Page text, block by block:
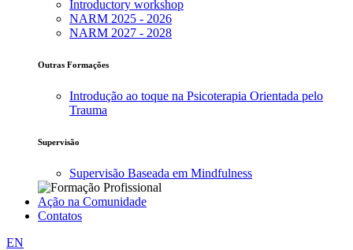
Introductory workshop
NARM 2025 - 2026
NARM 2027 - 2028
Outras Formações
Introdução ao toque na Psicoterapia Orientada pelo
Trauma
Supervisão
Supervisão Baseada em Mindfulness
Ação na Comunidade
Contatos
EN